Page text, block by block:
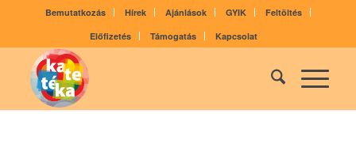
Bemutatkozás Hírek Ajánlások GYIK
Feltöltés
Előfizetés
Támogatás Kapcsolat